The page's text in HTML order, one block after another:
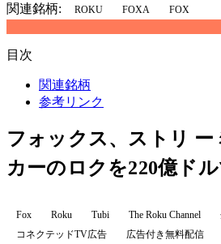
関連銘柄:
ROKU FOXA FOX
目次
関連銘柄
参考リンク
フォックス、ストリ ー
カーのロクを220億ド
Fox Roku Tubi The Roku Channel
コネクテッドTV広告
広告付き無料配信